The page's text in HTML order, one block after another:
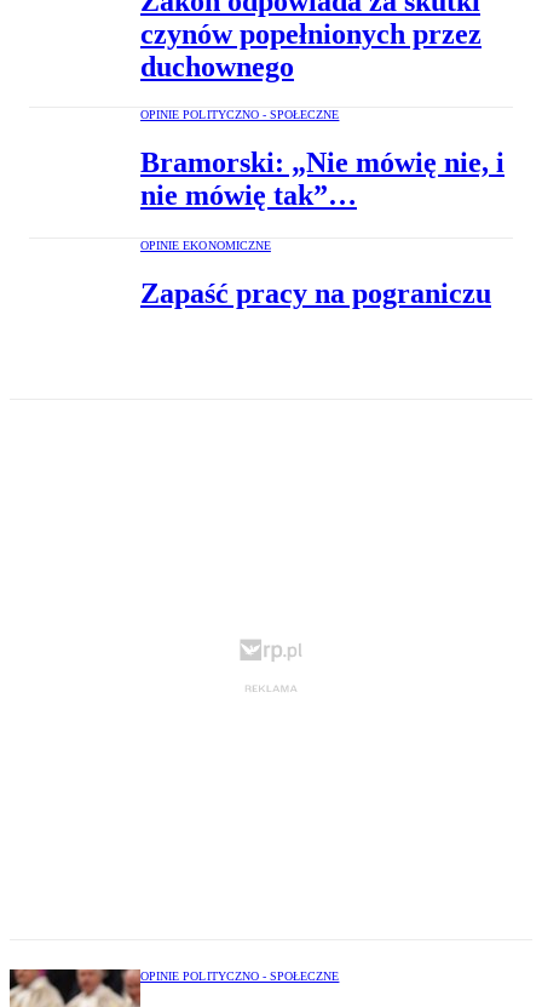
czynów popełnionych przez
duchownego
OPINIE POLITYCZNO - SPOŁECZNE
Bramorski: „Nie mówię nie, i
nie mówię tak”…
OPINIE EKONOMICZNE
Zapaść pracy na pograniczu
OPINIE POLITYCZNO - SPOŁECZNE